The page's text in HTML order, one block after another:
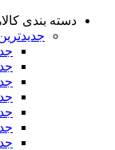
دسته بندی